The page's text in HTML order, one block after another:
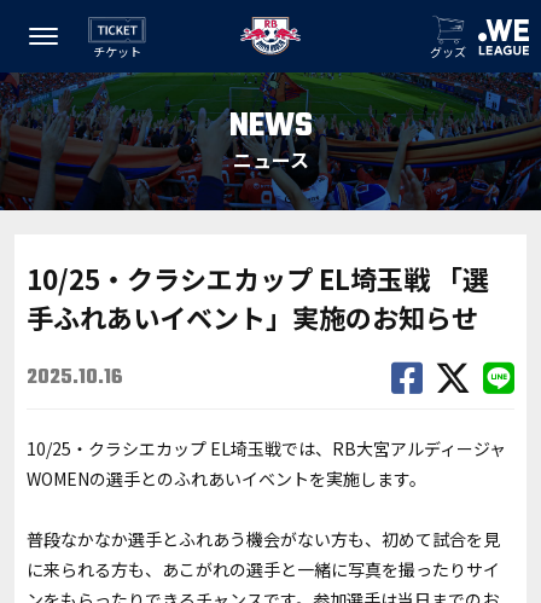
チケット グッズ
NEWS
ニュース
10/25・クラシエカップ EL埼玉戦 「選
手ふれあいイベント」実施のお知らせ
2025.10.16
10/25・クラシエカップ EL埼玉戦では、RB大宮アルディージャ
WOMENの選手とのふれあいイベントを実施します。
普段なかなか選手とふれあう機会がない方も、初めて試合を見
に来られる方も、あこがれの選手と一緒に写真を撮ったりサイ